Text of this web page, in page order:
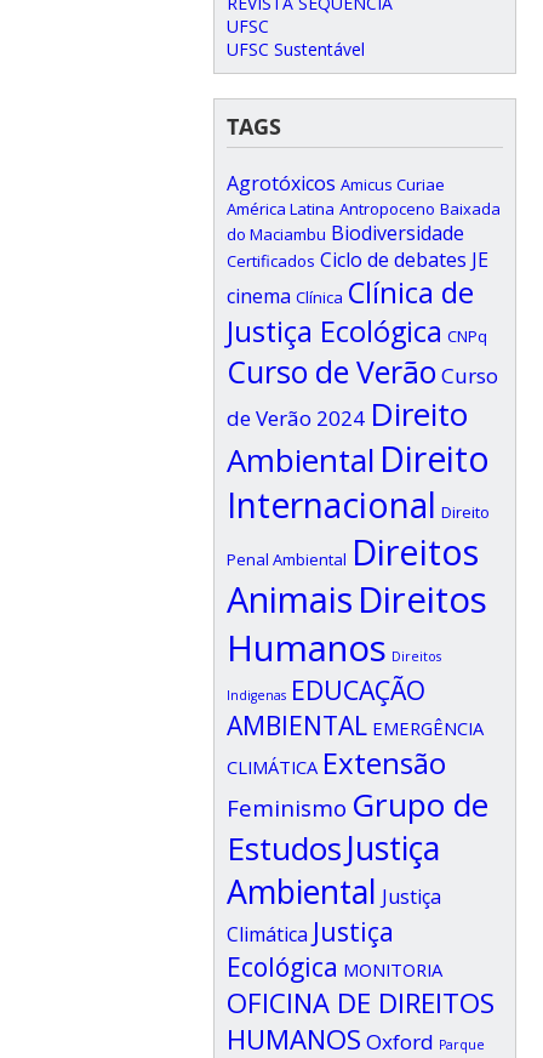
UFSC
UFSC Sustentável
TAGS
Agrotóxicos Amicus Curiae
América Latina Antropoceno Baixada
do Maciambu Biodiversidade
Certificados Ciclo de debates JE
cinema Clínica Clínica de
Justiça Ecológica CNPq
Curso de Verão Curso
de Verão 2024 Direito
Ambiental Direito
Internacional Direito
Penal Ambiental Direitos
Animais Direitos
Humanos Direitos
Indigenas EDUCAÇÃO
AMBIENTAL EMERGÊNCIA
CLIMÁTICA Extensão
Feminismo Grupo de
EstudosJustiça
Ambiental Justiça
Climática Justiça
Ecológica MONITORIA
OFICINA DE DIREITOS
HUMANOS Oxford Parque